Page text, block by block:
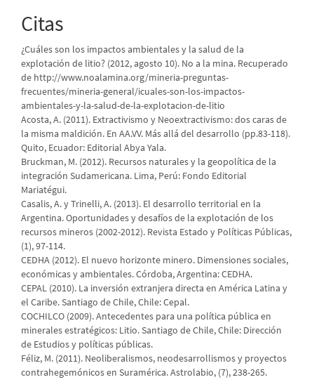
Citas
¿Cuáles son los impactos ambientales y la salud de la
explotación de litio? (2012, agosto 10). No a la mina. Recuperado
de http://www.noalamina.org/mineria-preguntas-
frecuentes/mineria-general/icuales-son-los-impactos-
ambientales-y-la-salud-de-la-explotacion-de-litio
Acosta, A. (2011). Extractivismo y Neoextractivismo: dos caras de
la misma maldición. En AA.VV. Más allá del desarrollo (pp.83-118).
Quito, Ecuador: Editorial Abya Yala.
Bruckman, M. (2012). Recursos naturales y la geopolítica de la
integración Sudamericana. Lima, Perú: Fondo Editorial
Mariatégui.
Casalis, A. y Trinelli, A. (2013). El desarrollo territorial en la
Argentina. Oportunidades y desafíos de la explotación de los
recursos mineros (2002-2012). Revista Estado y Políticas Públicas,
(1), 97-114.
CEDHA (2012). El nuevo horizonte minero. Dimensiones sociales,
económicas y ambientales. Córdoba, Argentina: CEDHA.
CEPAL (2010). La inversión extranjera directa en América Latina y
el Caribe. Santiago de Chile, Chile: Cepal.
COCHILCO (2009). Antecedentes para una política pública en
minerales estratégicos: Litio. Santiago de Chile, Chile: Dirección
de Estudios y políticas públicas.
Féliz, M. (2011). Neoliberalismos, neodesarrollismos y proyectos
contrahegemónicos en Suramérica. Astrolabio, (7), 238-265.